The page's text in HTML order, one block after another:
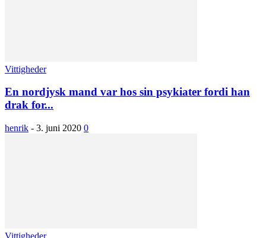
Vittigheder
En nordjysk mand var hos sin psykiater fordi han
drak for...
henrik - 3. juni 2020 0
Vittigheder